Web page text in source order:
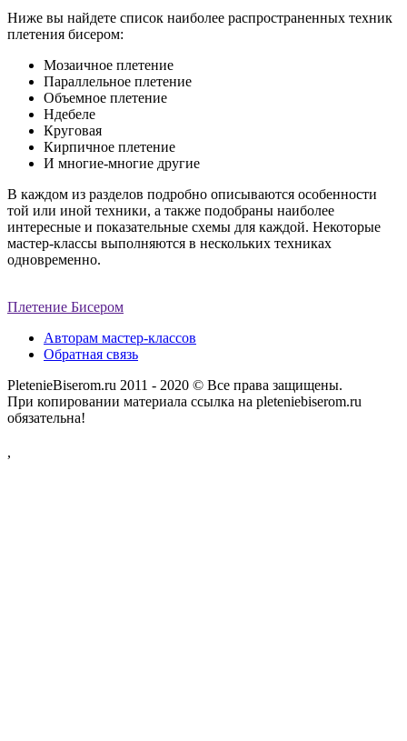
Ниже вы найдете список наиболее распространенных техник
плетения бисером:
Мозаичное плетение
Параллельное плетение
Объемное плетение
Ндебеле
Круговая
Кирпичное плетение
И многие-многие другие
В каждом из разделов подробно описываются особенности
той или иной техники, а также подобраны наиболее
интересные и показательные схемы для каждой. Некоторые
мастер-классы выполняются в нескольких техниках
одновременно.
Плетение Бисером
Авторам мастер-классов
Обратная связь
PletenieBiserom.ru 2011 - 2020 © Все права защищены.
При копировании материала ссылка на pleteniebiserom.ru
обязательна!
,